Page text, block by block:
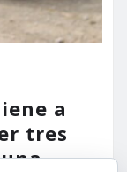
a
tres